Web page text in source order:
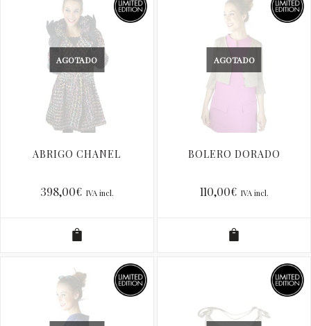
AGOTADO
ABRIGO CHANEL
398,00€ IVA incl.
AGOTADO
BOLERO DORADO
110,00€ IVA incl.